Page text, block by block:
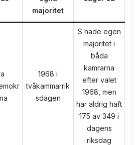
majoritet
1968 i
tvåkammarrik
sdagen
S hade egen
majoritet i
båda
kamrarna
efter valet
1968, men
har aldrig haft
175 av 349 i
dagens
riksdag